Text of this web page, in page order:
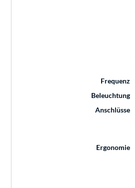
Frequenz
Beleuchtung
Anschlüsse
Ergonomie